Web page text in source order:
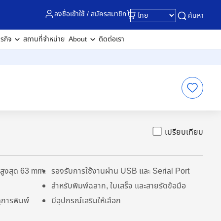
ลงชื่อเข้าใช้ / สมัครสมาชิก ค้นหา
กิจ สถานที่จำหน่าย About ติดต่อเรา
เปรียบเทียบ
งสุด 63 mm. รองรับการใช้งานผ่าน USB และ Serial Port
สำหรับพิมพ์ฉลาก, ใบเสร็จ และสายรัดข้อมือ
การพิมพ์
มีอุปกรณ์เสริมให้เลือก